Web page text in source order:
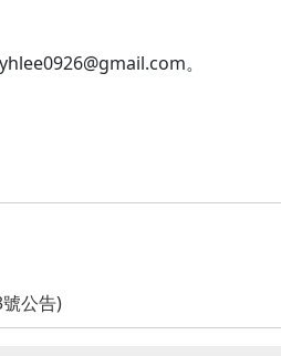
。
公告)